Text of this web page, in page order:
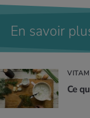
En savoir
Ce